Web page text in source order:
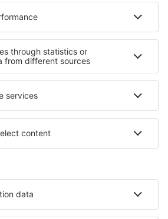
Jasper
Edward
Banff
Reserve
Cruci Cazare în Cartagena